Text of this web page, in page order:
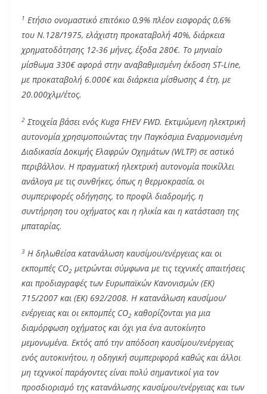
1 Ετήσιο ονομαστικό επιτόκιο 0,9% πλέον εισφοράς 0,6%
του Ν.128/1975, ελάχιστη προκαταβολή 40%, διάρκεια
χρηματοδότησης 12-36 μήνες, έξοδα 280€. To μηνιαίο
μίσθωμα 330€ αφορά στην αναβαθμισμένη έκδοση ST-Line,
με προκαταβολή 6.000€ και διάρκεια μίσθωσης 4 έτη, με
20.000χλμ/έτος.
2 Στοιχεία βάσει ενός Kuga FHEV FWD. Εκτιμώμενη ηλεκτρική
αυτονομία χρησιμοποιώντας την Παγκόσμια Εναρμονισμένη
Διαδικασία Δοκιμής Ελαφρών Οχημάτων (WLTP) σε αστικό
περιβάλλον. Η πραγματική ηλεκτρική αυτονομία ποικίλλει
ανάλογα με τις συνθήκες, όπως η θερμοκρασία, οι
συμπεριφορές οδήγησης, το προφίλ διαδρομής, η
συντήρηση του οχήματος και η ηλικία και η κατάσταση της
μπαταρίας.
3 Η δηλωθείσα κατανάλωση καυσίμου/ενέργειας και οι
εκπομπές CΟ2 μετρώνται σύμφωνα με τις τεχνικές απαιτήσεις
και προδιαγραφές των Ευρωπαϊκών Κανονισμών (ΕΚ)
715/2007 και (ΕΚ) 692/2008. Η κατανάλωση καυσίμου/
ενέργειας και οι εκπομπές CΟ2 καθορίζονται για μια
διαμόρφωση οχήματος και όχι για ένα αυτοκίνητο
μεμονωμένα. Εκτός από την απόδοση καυσίμου/ενέργειας
ενός αυτοκινήτου, η οδηγική συμπεριφορά καθώς και άλλοι
μη τεχνικοί παράγοντες είναι πολύ σημαντικοί για τον
προσδιορισμό της κατανάλωσης καυσίμου/ενέργειας και των